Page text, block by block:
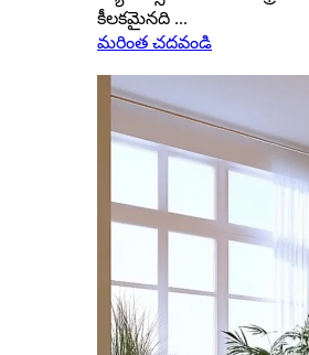
కీలకమైనది ...
మరింత చదవండి